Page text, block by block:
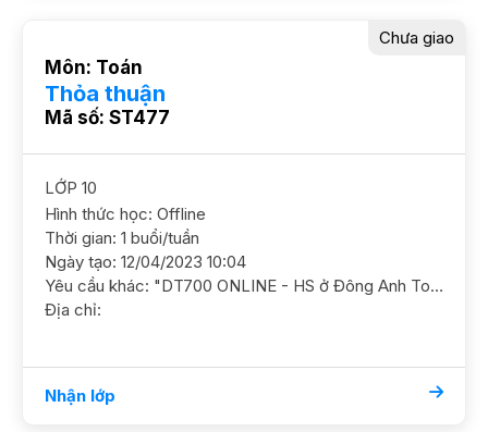
Môn: Toán
Thỏa thuận
Mã số: ST477
Chưa giao
LỚP 10
Hình thức học: Offline
Thời gian: 1 buổi/tuần
Ngày tạo: 12/04/2023 10:04
Yêu cầu khác: "DT700 ONLINE - HS ở Đông Anh Toán 10/ HL Khá/ HS nữ Cần học chắc kiến thức cơ bản và ôn luyện thêm GS nữ"
Địa chỉ:
Nhận lớp